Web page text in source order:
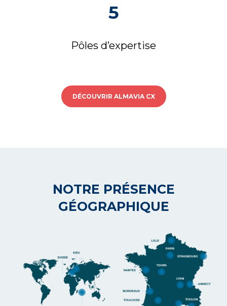
5
Pôles d’expertise
DÉCOUVRIR ALMAVIA CX
NOTRE PRÉSENCE
GÉOGRAPHIQUE